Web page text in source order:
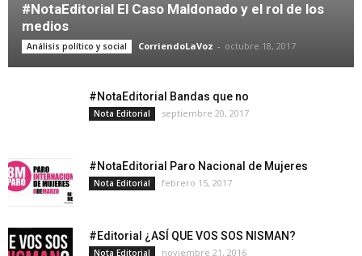
#NotaEditorial El Caso Maldonado y el rol de los
medios
Análisis político y social CorriendoLaVoz - octubre 18, 2017
#NotaEditorial Bandas que no
Nota Editorial septiembre 20, 2017
#NotaEditorial Paro Nacional de Mujeres
Nota Editorial febrero 15, 2017
#Editorial ¿ASÍ QUE VOS SOS NISMAN?
Nota Editorial noviembre 21, 2016